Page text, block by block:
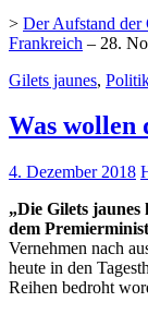
> Der Aufstand der
Frankreich – 28.
Gilets jaunes,
Was wollen
4. Dezember 2018
„Die Gilets jaunes
dem
Vernehmen nach
heute in den
Reihen bedroht